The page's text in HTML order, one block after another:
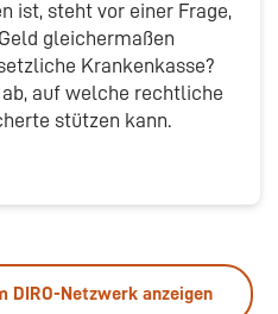
ist, steht vor einer Frage,
gleichermaßen
Krankenkasse?
auf welche rechtliche
stützen kann.
DIRO-Netzwerk anzeigen